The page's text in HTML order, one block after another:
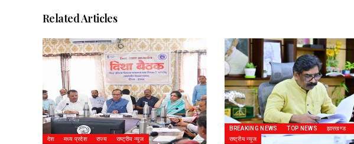
Related Articles
देश मध्य प्रदेश राज्य राष्ट्रीय न्यूज
BREAKING NEWS TOP NEWS झारखण्ड
राष्ट्रीय न्यूज